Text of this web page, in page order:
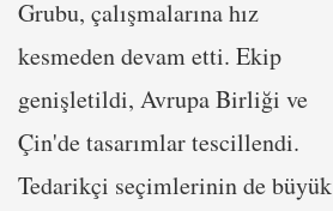
Grubu, çalışmalarına hız
kesmeden devam etti. Ekip
genişletildi, Avrupa Birliği ve
Çin'de tasarımlar tescillendi.
Tedarikçi seçimlerinin de büyük